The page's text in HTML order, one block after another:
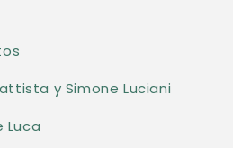
y Simone Luciani
Luca